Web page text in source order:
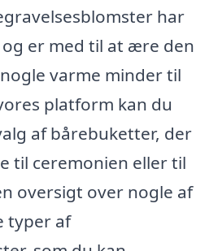
har
er med til at ære den
varme minder til
platform kan du
af bårebuketter, der
til ceremonien eller til
oversigt over nogle af
typer af